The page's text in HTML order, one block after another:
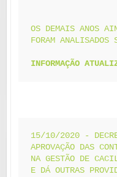
OS DEMAIS ANOS
FORAM
INFORMAÇÃO
15/10/2020 -
APROVAÇÃO DAS
NA GESTÃO DE
E DÁ OUTRAS